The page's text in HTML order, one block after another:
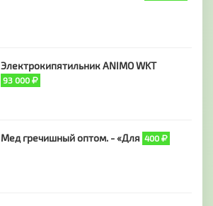
Электрокипятильник ANIMO WKT
93 000
Мед гречишный оптом. - «Для 400